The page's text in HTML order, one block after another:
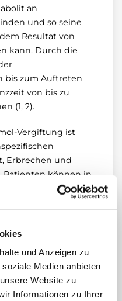
und Anzeigen zu
Medien anbieten
Website zu
Informationen zu Ihrer
an
und so seine
Resultat von
kann. Durch die
bis zum Auftreten
von bis zu
(1, 2).
Vergiftung ist
Erbrechen und
Patienten können in
sein.
Gruppen-Donator
einer
kann durch das
(3), das die